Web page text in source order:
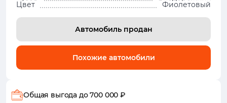
Цвет Фиолетовый
Автомобиль продан
Похожие автомобили
Общая выгода до 700 000 ₽